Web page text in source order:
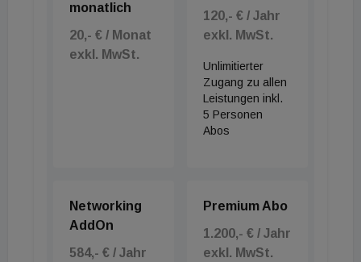
monatlich
20,- € / Monat
exkl. MwSt.
120,- € / Jahr
exkl. MwSt.
Unlimitierter
Zugang zu allen
Leistungen inkl.
5 Personen
Abos
Networking
AddOn
584,- € / Jahr
Premium Abo
1.200,- € / Jahr
exkl. MwSt.